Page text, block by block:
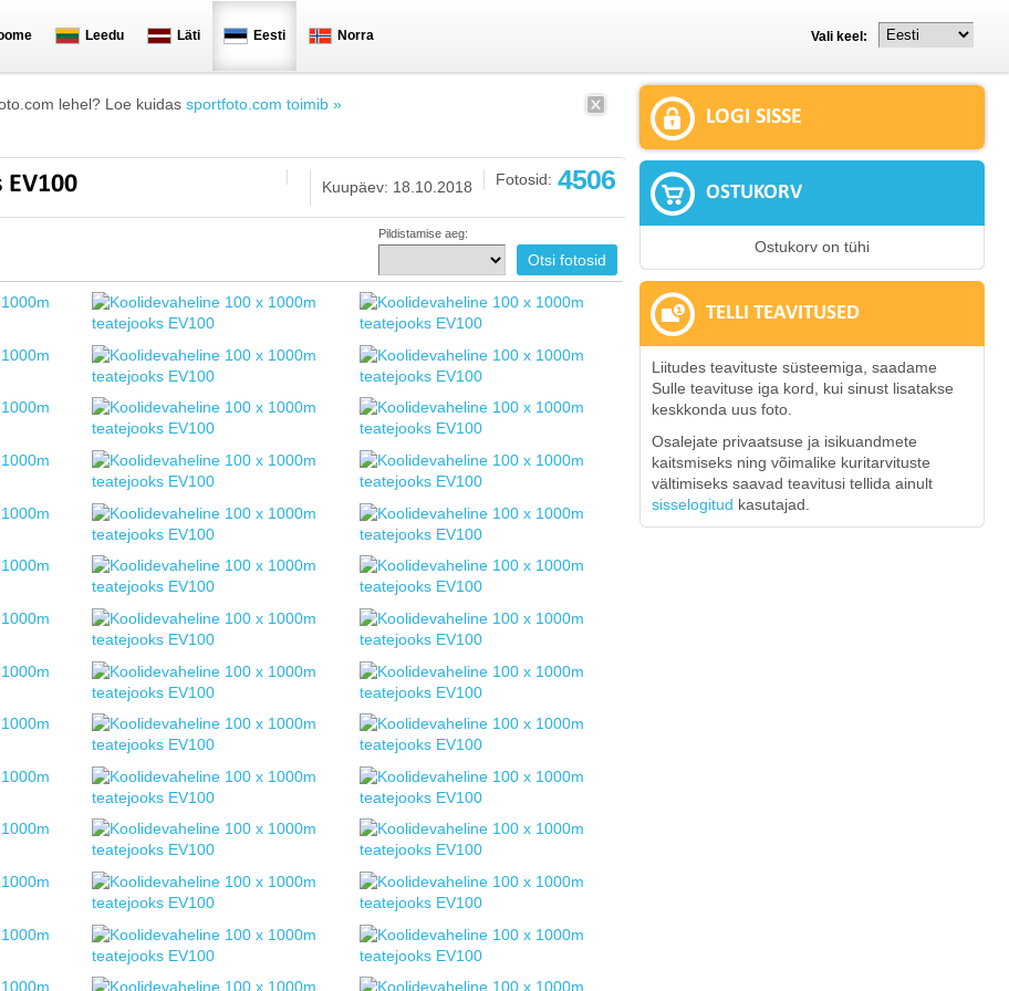
Leedu Läti Eesti Norra Vali keel:
lehel? Loe kuidas sportfoto.com toimib »
Fotosid: 4506
Kuupäev: 18.10.2018
Pildistamise aeg:
LOGI SISSE
OSTUKORV
Ostukorv on tühi
TELLI TEAVITUSED
Liitudes teavituste süsteemiga, saadame
Sulle teavituse iga kord, kui sinust lisatakse
keskkonda uus foto.
Osalejate privaatsuse ja isikuandmete
kaitsmiseks ning võimalike kuritarvituste
vältimiseks saavad teavitusi tellida ainult
sisselogitud kasutajad.